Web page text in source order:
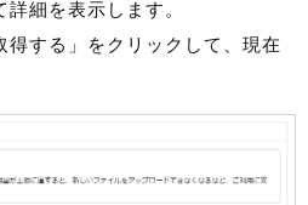
細を表示します。
得する」をクリックして、現在